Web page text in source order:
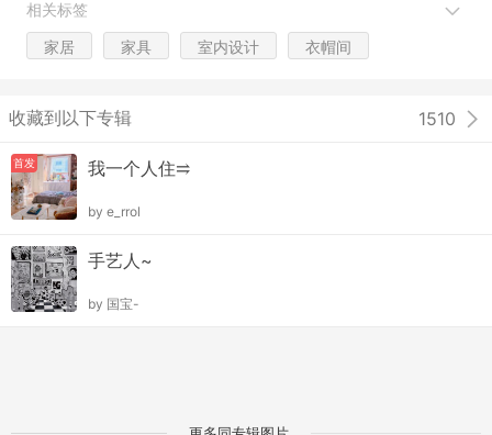
相关标签
家居 家具 室内设计 衣帽间
收藏到以下专辑 1510
首发 我一个人住⥤
by e_rrol
手艺人~
by 国宝-